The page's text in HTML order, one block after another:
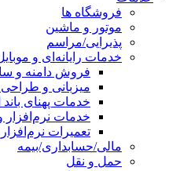
فروشگاه ها
موتور و ماشین
پذیرایی/مراسم
خدمات رایانه‌ای و
فروش دامنه و
میزبانی و
خدمات پهنای باند
خدمات نرم‌افزار
تعمیرات
مالی/حسابداری/بیمه
حمل و نقل